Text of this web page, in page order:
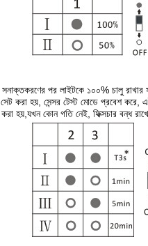
সনাক্তকরণের পর লাইটকে ১০০% চালু রাখার
করা হয়, সেন্সর টেস্ট মোডে প্রবেশ করে,
করা হয়,যখন কোন গতি নেই, ফিক্সচার